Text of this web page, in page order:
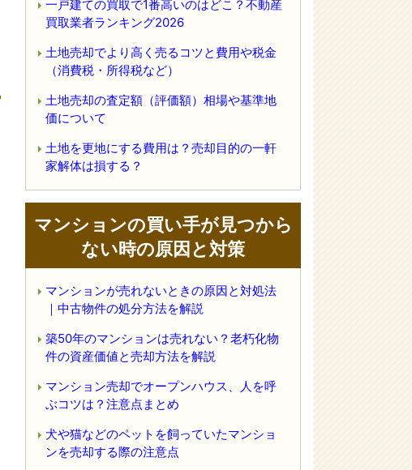
一戸建ての買取で1番高いのはどこ？不動産
買取業者ランキング2026
土地売却でより高く売るコツと費用や税金
（消費税・所得税など）
土地売却の査定額（評価額）相場や基準地
価について
土地を更地にする費用は？売却目的の一軒
家解体は損する？
マンションの買い手が見つから
ない時の原因と対策
マンションが売れないときの原因と対処法
｜中古物件の処分方法を解説
築50年のマンションは売れない？老朽化物
件の資産価値と売却方法を解説
マンション売却でオープンハウス、人を呼
ぶコツは？注意点まとめ
犬や猫などのペットを飼っていたマンショ
ンを売却する際の注意点